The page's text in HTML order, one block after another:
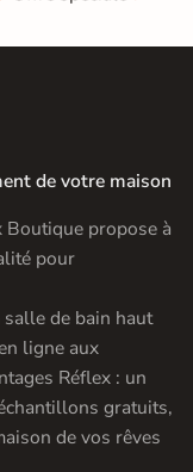
de votre maison
Boutique propose à
pour
de bain haut
ligne aux
Réflex : un
gratuits,
de vos rêves